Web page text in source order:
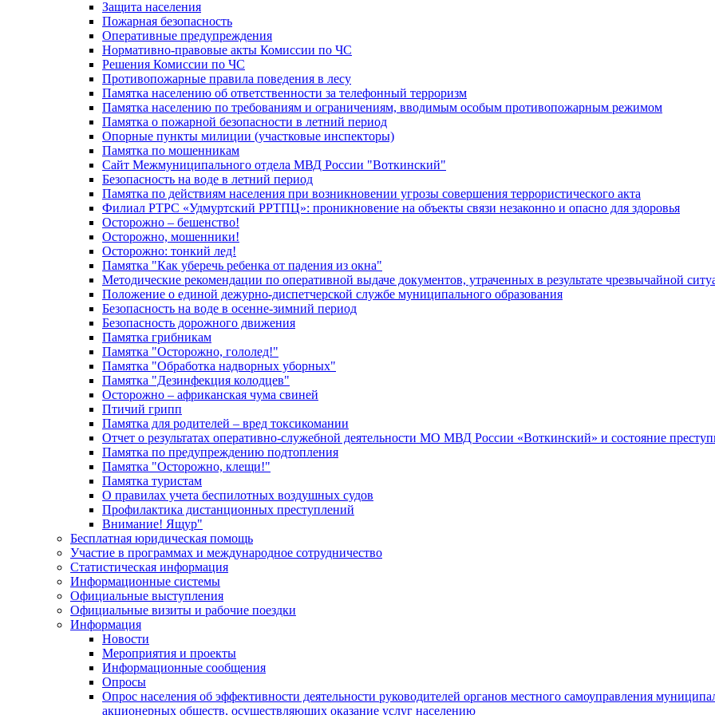
Защита населения
Пожарная безопасность
Оперативные предупреждения
Нормативно-правовые акты Комиссии по ЧС
Решения Комиссии по ЧС
Противопожарные правила поведения в лесу
Памятка населению об ответственности за телефонный терроризм
Памятка населению по требованиям и ограничениям, вводимым особым противопожарным режимом
Памятка о пожарной безопасности в летний период
Опорные пункты милиции (участковые инспекторы)
Памятка по мошенникам
Сайт Межмуниципального отдела МВД России "Воткинский"
Безопасность на воде в летний период
Памятка по действиям населения при возникновении угрозы совершения террористического акта
Филиал РТРС «Удмуртский РРТПЦ»: проникновение на объекты связи незаконно и опасно для здоровья
Осторожно – бешенство!
Осторожно, мошенники!
Осторожно: тонкий лед!
Памятка "Как уберечь ребенка от падения из окна"
Методические рекомендации по оперативной выдаче документов, утраченных в результате чрезвычайной
Положение о единой дежурно-диспетчерской службе муниципального образования
Безопасность на воде в осенне-зимний период
Безопасность дорожного движения
Памятка грибникам
Памятка "Осторожно, гололед!"
Памятка "Обработка надворных уборных"
Памятка "Дезинфекция колодцев"
Осторожно – африканская чума свиней
Птичий грипп
Памятка для родителей – вред токсикомании
Отчет о результатах оперативно-служебной деятельности МО МВД России «Воткинский» и состояние
Памятка по предупреждению подтопления
Памятка "Осторожно, клещи!"
Памятка туристам
О правилах учета беспилотных воздушных судов
Профилактика дистанционных преступлений
Внимание! Ящур"
Бесплатная юридическая помощь
Участие в программах и международное сотрудничество
Статистическая информация
Информационные системы
Официальные выступления
Официальные визиты и рабочие поездки
Информация
Новости
Мероприятия и проекты
Информационные сообщения
Опросы
Опрос населения об эффективности деятельности руководителей органов местного самоуправления
акционерных обществ, осуществляющих оказание услуг населению